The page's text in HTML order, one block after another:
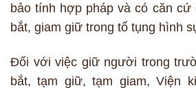
bảo tính hợp pháp và có căn cứ
bắt, giam giữ trong tố tụng hình
Đối với việc giữ người trong
bắt, tạm giữ, tạm giam, Viện